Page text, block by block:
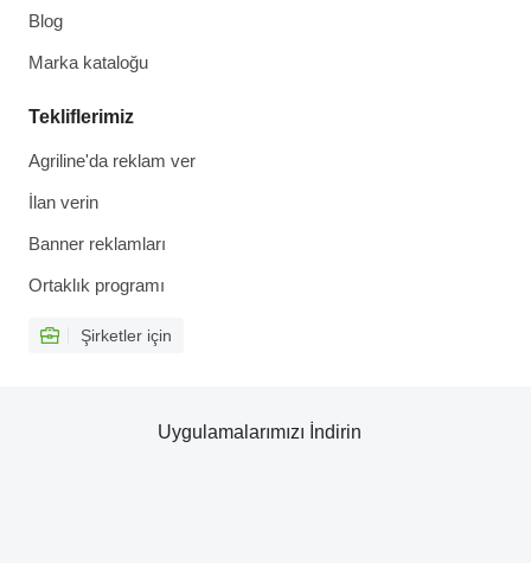
Blog
Marka kataloğu
Tekliflerimiz
Agriline'da reklam ver
İlan verin
Banner reklamları
Ortaklık programı
Şirketler için
Uygulamalarımızı İndirin